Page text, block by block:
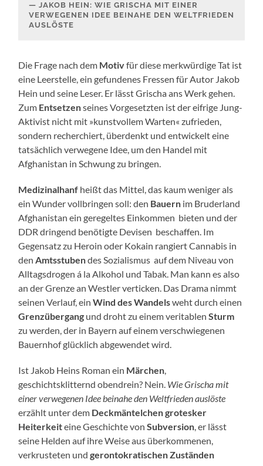
JAKOB HEIN: WIE GRISCHA MIT EINER
VERWEGENEN IDEE BEINAHE DEN WELTFRIEDEN
AUSLÖSTE
Die Frage nach dem Motivfür diese merkwürdige Tat ist
eine Leerstelle, ein gefundenes Fressen für Autor Jakob
Hein und seine Leser. Er lässt Grischa ans Werk gehen.
Zum Entsetzenseines Vorgesetzten ist der eifrige Jung-
Aktivist nicht mit »kunstvollem Warten« zufrieden,
sondern recherchiert, überdenkt und entwickelt eine
tatsächlich verwegene Idee, um den Handel mit
Afghanistan in Schwung zu bringen.
Medizinalhanf heißt das Mittel, das kaum weniger als
ein Wunder vollbringen soll: den Bauern im Bruderland
Afghanistan ein geregeltes Einkommen bieten und der
DDR dringend benötigte Devisen beschaffen. Im
Gegensatz zu Heroin oder Kokain rangiert Cannabis in
denAmtsstubendes Sozialismus auf dem Niveau von
Alltagsdrogen á la Alkohol und Tabak. Man kann es also
an der Grenze an Westler verticken. Das Drama nimmt
seinen Verlauf, einWind des Wandelsweht durch einen
Grenzübergang und droht zu einem veritablenSturm
zu werden, der in Bayern auf einem verschwiegenen
Bauernhof glücklich abgewendet wird.
Ist Jakob Heins Roman ein Märchen,
geschichtsklitternd obendrein? Nein. Wie Grischa mit
einer verwegenen Idee beinahe den Weltfrieden auslöste
erzählt unter dem Deckmäntelchen grotesker
Heiterkeiteine Geschichte vonSubversion, er lässt
seine Helden auf ihre Weise aus überkommenen,
verkrusteten undgerontokratischen Zuständen